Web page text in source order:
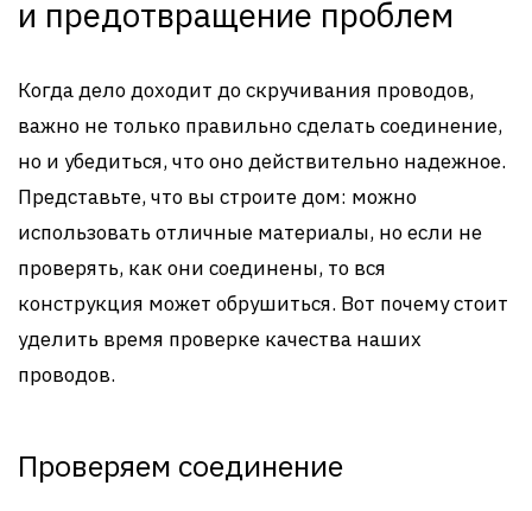
и предотвращение проблем
Когда дело доходит до скручивания проводов,
важно не только правильно сделать соединение,
но и убедиться, что оно действительно надежное.
Представьте, что вы строите дом: можно
использовать отличные материалы, но если не
проверять, как они соединены, то вся
конструкция может обрушиться. Вот почему стоит
уделить время проверке качества наших
проводов.
Проверяем соединение